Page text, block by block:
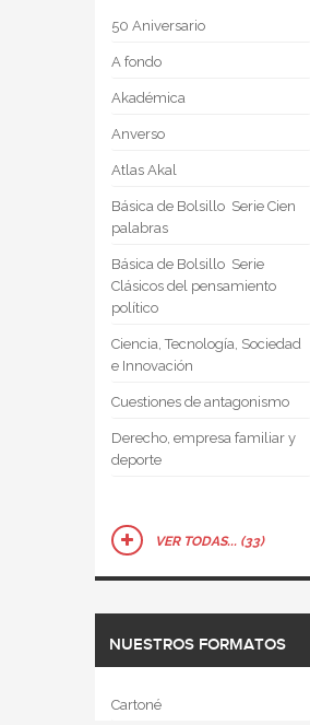
50 Aniversario
A fondo
Akadémica
Anverso
Atlas Akal
Básica de Bolsillo  Serie Cien
palabras
Básica de Bolsillo  Serie
Clásicos del pensamiento
político
Ciencia, Tecnología, Sociedad
e Innovación
Cuestiones de antagonismo
Derecho, empresa familiar y
deporte
VER TODAS... (33)
NUESTROS FORMATOS
Cartoné